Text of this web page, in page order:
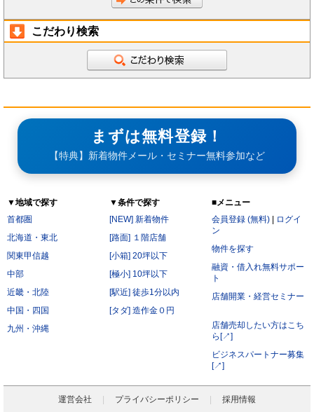
こだわり検索
まずは無料登録！
【特典】新着物件メール・セミナー無料参加など
▼地域で探す
首都圏
北海道・東北
関東甲信越
中部
近畿・北陸
中国・四国
九州・沖縄
▼条件で探す
[NEW] 新着物件
[路面] １階店舗
[小箱] 20坪以下
[極小] 10坪以下
[駅近] 徒歩1分以内
[タダ] 造作金０円
■メニュー
会員登録 (無料) | ログイ
ン
物件を探す
融資・借入れ無料サポー
ト
店舗開業・経営セミナー
店舗売却したい方はこち
ら[↗]
ビジネスパートナー募集
[↗]
運営会社 プライバシーポリシー 採用情報